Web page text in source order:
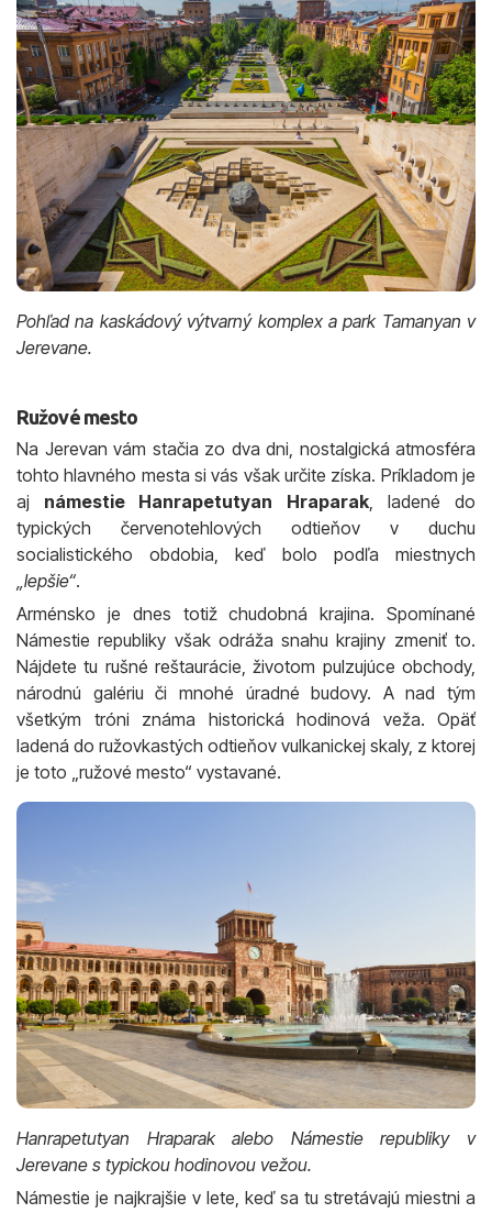
Pohľad na kaskádový výtvarný komplex a park Tamanyan v
Jerevane.
Ružové mesto
Na Jerevan vám stačia zo dva dni, nostalgická atmosféra
tohto hlavného mesta si vás však určite získa. Príkladom je
aj námestie Hanrapetutyan Hraparak, ladené do
typických červenotehlových odtieňov v duchu
socialistického obdobia, keď bolo podľa miestnych
„lepšie“.
Arménsko je dnes totiž chudobná krajina. Spomínané
Námestie republiky však odráža snahu krajiny zmeniť to.
Nájdete tu rušné reštaurácie, životom pulzujúce obchody,
národnú galériu či mnohé úradné budovy. A nad tým
všetkým tróni známa historická hodinová veža. Opäť
ladená do ružovkastých odtieňov vulkanickej skaly, z ktorej
je toto „ružové mesto“ vystavané.
Hanrapetutyan Hraparak alebo Námestie republiky v
Jerevane s typickou hodinovou vežou.
Námestie je najkrajšie v lete, keď sa tu stretávajú miestni a